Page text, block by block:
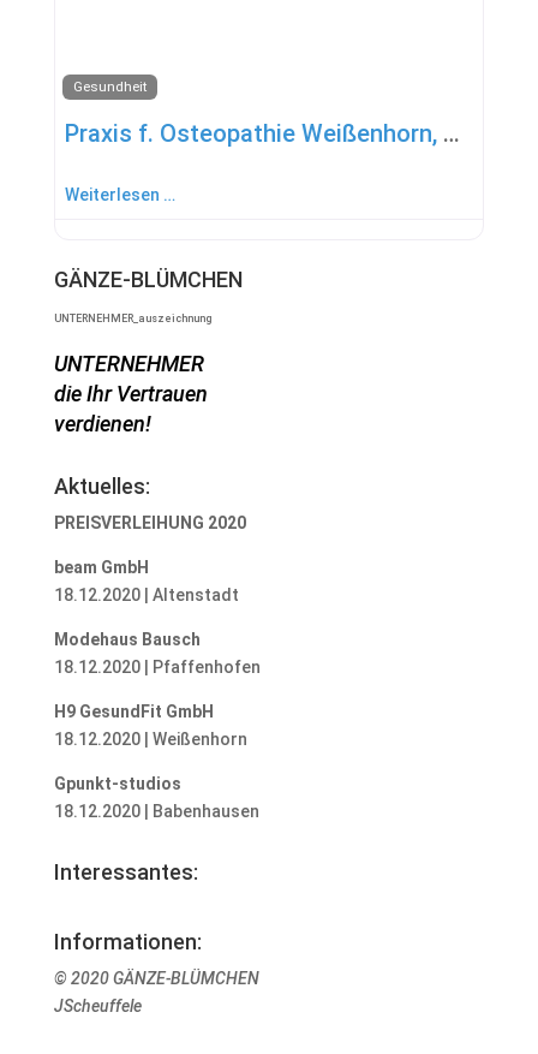
Gesundheit
Praxis f. Osteopathie Weißenhorn, HP Mirjam Scheuffele
Weiterlesen …
GÄNZE-BLÜMCHEN
UNTERNEHMER_auszeichnung
UNTERNEHMER
die Ihr Vertrauen
verdienen!
Aktuelles:
PREISVERLEIHUNG 2020
beam GmbH
18.12.2020 | Altenstadt
Modehaus Bausch
18.12.2020 | Pfaffenhofen
H9 GesundFit GmbH
18.12.2020 | Weißenhorn
Gpunkt-studios
18.12.2020 | Babenhausen
Interessantes:
Informationen:
© 2020 GÄNZE-BLÜMCHEN
JScheuffele